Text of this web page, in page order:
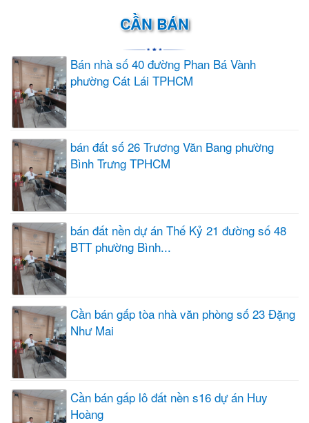
CẦN BÁN
Bán nhà số 40 đường Phan Bá Vành
phường Cát Lái TPHCM
bán đất số 26 Trương Văn Bang phường
Bình Trưng TPHCM
bán đất nền dự án Thế Kỷ 21 đường số 48
BTT phường Bình...
Cần bán gấp tòa nhà văn phòng số 23 Đặng
Như Mai
Cần bán gấp lô đất nền s16 dự án Huy
Hoàng